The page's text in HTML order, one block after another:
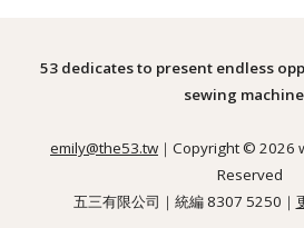
53 dedicates to present endless
sewing
emily@the53.tw ｜Copyright © 2026
Reserved
五三有限公司｜統編 8307 5250｜